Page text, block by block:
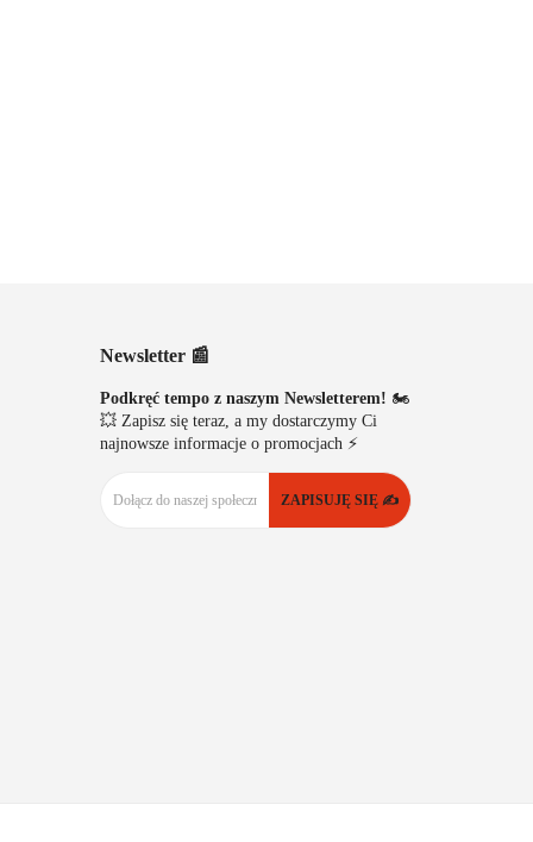
Newsletter 📰
Podkręć tempo z naszym Newsletterem! 🏍️
💥 Zapisz się teraz, a my dostarczymy Ci
najnowsze informacje o promocjach ⚡